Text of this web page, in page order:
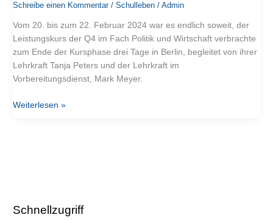
Schreibe einen Kommentar /Schulleben /Admin
Vom 20. bis zum 22. Februar 2024 war es endlich soweit, der
Leistungskurs der Q4 im Fach Politik und Wirtschaft verbrachte
zum Ende der Kursphase drei Tage in Berlin, begleitet von ihrer
Lehrkraft Tanja Peters und der Lehrkraft im
Vorbereitungsdienst, Mark Meyer.
in
Berlin
Weiterlesen »
Schnellzugriff